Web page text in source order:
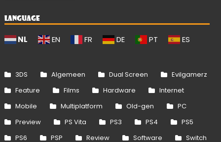
LANGUAGE
NL EN FR DE PT ES
3DS Algemeen Dual Screen
Evilgamerz
Feature
Films Hardware
Internet
Mobile
Multiplatform Old-gen
PC
Preview
PS Vita PS3 PS4
PS5
PS6
PSP Review Software Switch